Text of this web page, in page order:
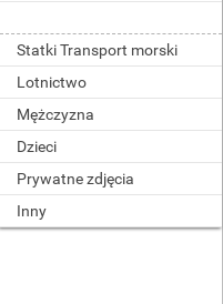
Statki Transport morski
Lotnictwo
Mężczyzna
Dzieci
Prywatne zdjęcia
Inny